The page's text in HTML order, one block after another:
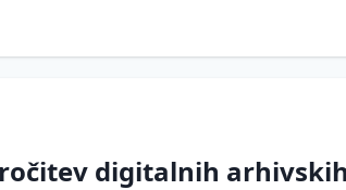
digitalnih arhivskih